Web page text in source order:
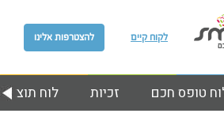
להצטרפות אלינו לקוח קיים
לוח זכיות טופס חכם